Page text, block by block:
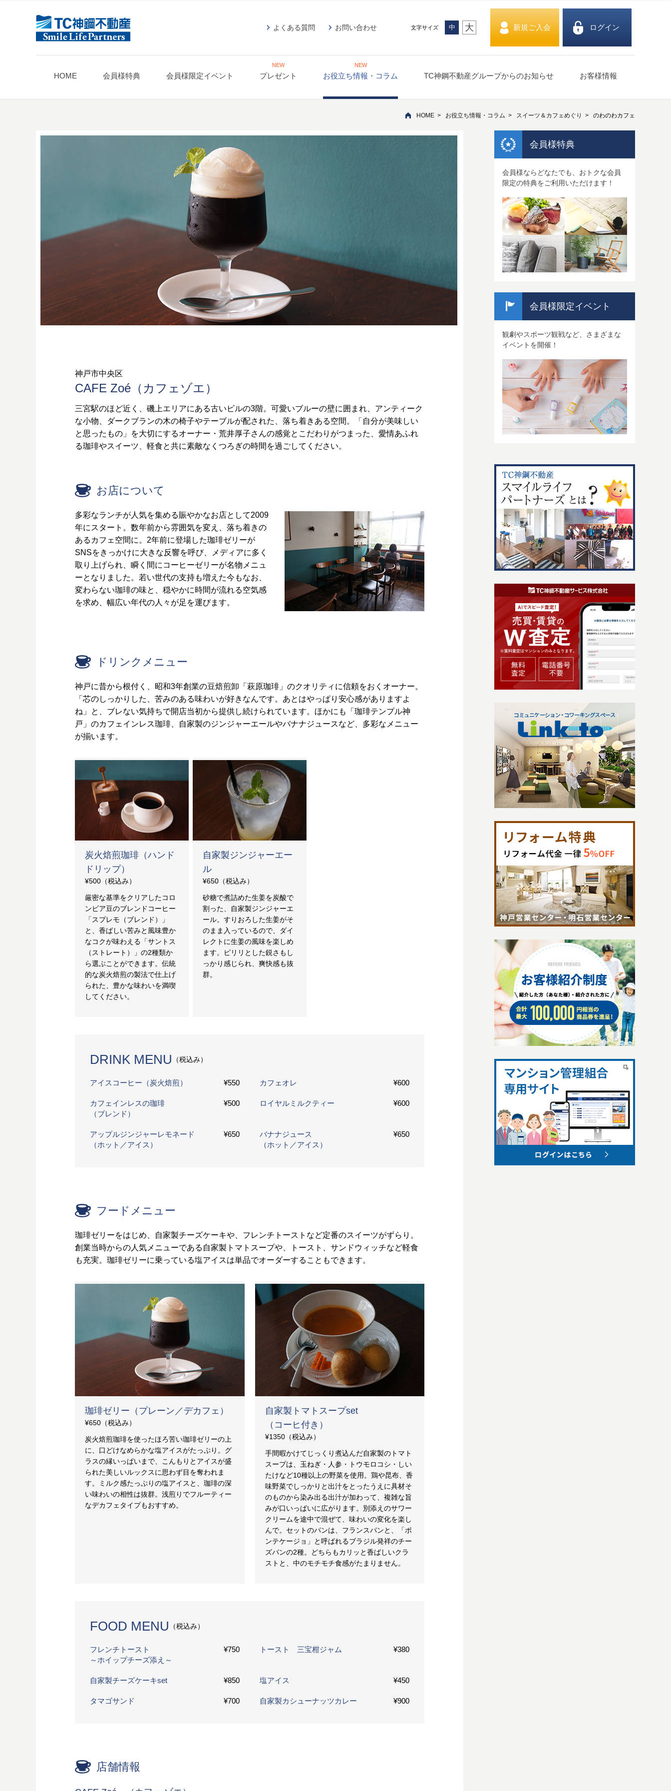
よくある質問 お問い合わせ 文字サイズ 中 大 新規ご入会 ログイン
HOME 会員様特典 会員様限定イベント
NEW
プレゼント
NEW
お役立ち情報・コラム TC神鋼不動産グループからのお知らせ お客様情報
HOME お役立ち情報・コラム スイーツ＆カフェめぐり のわのわカフェ
神戸市中央区
CAFE Zoé（カフェゾエ）
三宮駅のほど近く、磯上エリアにある古いビルの3階。可愛いブルーの壁に囲まれ、アンティーク
な小物、ダークブランの木の椅子やテーブルが配された、落ち着きある空間。「自分が美味しい
と思ったもの」を大切にするオーナー・荒井厚子さんの感覚とこだわりがつまった、愛情あふれ
る珈琲やスイーツ、軽食と共に素敵なくつろぎの時間を過ごしてください。
お店について
多彩なランチが人気を集める賑やかなお店として2009
年にスタート。数年前から雰囲気を変え、落ち着きの
あるカフェ空間に。2年前に登場した珈琲ゼリーが
SNSをきっかけに大きな反響を呼び、メディアに多く
取り上げられ、瞬く間にコーヒーゼリーが名物メニュ
ーとなりました。若い世代の支持も増えた今もなお、
変わらない珈琲の味と、穏やかに時間が流れる空気感
を求め、幅広い年代の人々が足を運びます。
ドリンクメニュー
神戸に昔から根付く、昭和3年創業の豆焙煎卸「萩原珈琲」のクオリティに信頼をおくオーナー。
「芯のしっかりした、苦みのある味わいが好きなんです。あとはやっぱり安心感がありますよ
ね」と、ブレない気持ちで開店当初から提供し続けられています。ほかにも「珈琲テンプル神
戸」のカフェインレス珈琲、自家製のジンジャーエールやバナナジュースなど、多彩なメニュー
が揃います。
炭火焙煎珈琲（ハンド
ドリップ）
¥500（税込み）
厳密な基準をクリアしたコロ
ンビア豆のブレンドコーヒー
「スプレモ（ブレンド）」
と、香ばしい苦みと風味豊か
なコクが味わえる「サントス
（ストレート）」の2種類か
ら選ぶことができます。伝統
的な炭火焙煎の製法で仕上げ
られた、豊かな味わいを満喫
してください。
自家製ジンジャーエー
ル
¥650（税込み）
砂糖で煮詰めた生姜を炭酸で
割った、自家製ジンジャーエ
ール。すりおろした生姜がそ
のまま入っているので、ダイ
レクトに生姜の風味を楽しめ
ます。ピリリとした鋭さもし
っかり感じられ、爽快感も抜
群。
DRINK MENU （税込み）
アイスコーヒー（炭火焙煎） ¥550 カフェオレ ¥600
カフェインレスの珈琲
（ブレンド）
¥500 ロイヤルミルクティー ¥600
アップルジンジャーレモネード
（ホット／アイス）
¥650
バナナジュース
（ホット／アイス）
¥650
フードメニュー
珈琲ゼリーをはじめ、自家製チーズケーキや、フレンチトーストなど定番のスイーツがずらり。
創業当時からの人気メニューである自家製トマトスープや、トースト、サンドウィッチなど軽食
も充実。珈琲ゼリーに乗っている塩アイスは単品でオーダーすることもできます。
珈琲ゼリー（プレーン／デカフェ）
¥650（税込み）
炭火焙煎珈琲を使ったほろ苦い珈琲ゼリーの上
に、口どけなめらかな塩アイスがたっぷり。グ
ラスの縁いっぱいまで、こんもりとアイスが盛
られた美しいルックスに思わず目を奪われま
す。ミルク感たっぷりの塩アイスと、珈琲の深
い味わいの相性は抜群。浅煎りでフルーティー
なデカフェタイプもおすすめ。
自家製トマトスープset
（コーヒ付き）
¥1350（税込み）
手間暇かけてじっくり煮込んだ自家製のトマト
スープは、玉ねぎ・人参・トウモロコシ・しい
たけなど10種以上の野菜を使用。鶏や昆布、香
味野菜でしっかりと出汁をとったうえに具材そ
のものから染み出る出汁が加わって、複雑な旨
みが口いっぱいに広がります。別添えのサワー
クリームを途中で混ぜて、味わいの変化を楽し
んで。セットのパンは、フランスパンと、「ポ
ンテケージョ」と呼ばれるブラジル発祥のチー
ズパンの2種。どちらもカリッと香ばしいクラ
ストと、中のモチモチ食感がたまりません。
FOOD MENU （税込み）
フレンチトースト
～ホイップチーズ添え～
¥750 トースト 三宝柑ジャム ¥380
自家製チーズケーキset ¥850 塩アイス ¥450
タマゴサンド ¥700 自家製カシューナッツカレー ¥900
店舗情報
会員様特典
会員様ならどなたでも、おトクな会員
限定の特典をご利用いただけます！
会員様限定イベント
観劇やスポーツ観戦など、さまざまな
イベントを開催！